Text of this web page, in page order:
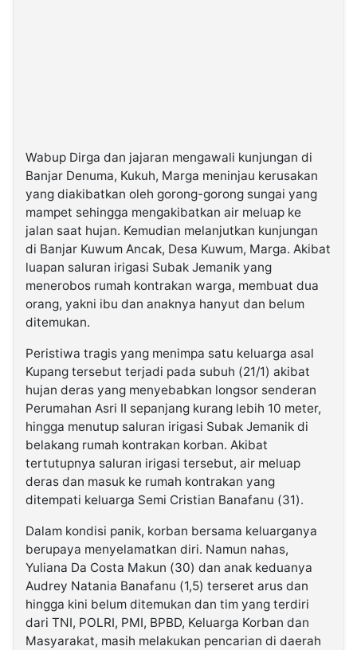
Wabup Dirga dan jajaran mengawali kunjungan di
Banjar Denuma, Kukuh, Marga meninjau kerusakan
yang diakibatkan oleh gorong-gorong sungai yang
mampet sehingga mengakibatkan air meluap ke
jalan saat hujan. Kemudian melanjutkan kunjungan
di Banjar Kuwum Ancak, Desa Kuwum, Marga. Akibat
luapan saluran irigasi Subak Jemanik yang
menerobos rumah kontrakan warga, membuat dua
orang, yakni ibu dan anaknya hanyut dan belum
ditemukan.
Peristiwa tragis yang menimpa satu keluarga asal
Kupang tersebut terjadi pada subuh (21/1) akibat
hujan deras yang menyebabkan longsor senderan
Perumahan Asri II sepanjang kurang lebih 10 meter,
hingga menutup saluran irigasi Subak Jemanik di
belakang rumah kontrakan korban. Akibat
tertutupnya saluran irigasi tersebut, air meluap
deras dan masuk ke rumah kontrakan yang
ditempati keluarga Semi Cristian Banafanu (31).
Dalam kondisi panik, korban bersama keluarganya
berupaya menyelamatkan diri. Namun nahas,
Yuliana Da Costa Makun (30) dan anak keduanya
Audrey Natania Banafanu (1,5) terseret arus dan
hingga kini belum ditemukan dan tim yang terdiri
dari TNI, POLRI, PMI, BPBD, Keluarga Korban dan
Masyarakat, masih melakukan pencarian di daerah